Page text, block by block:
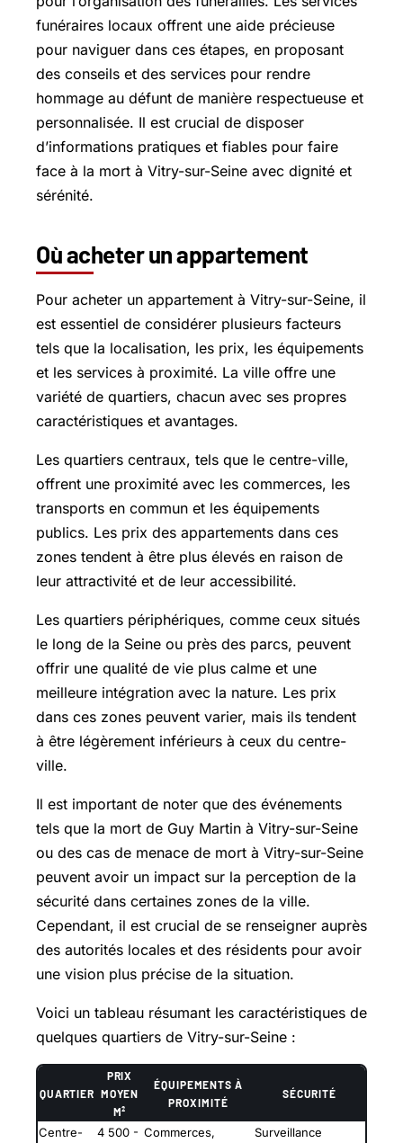
funéraires locaux offrent une aide précieuse
pour naviguer dans ces étapes, en proposant
des conseils et des services pour rendre
hommage au défunt de manière respectueuse et
personnalisée. Il est crucial de disposer
d’informations pratiques et fiables pour faire
face à la mort à Vitry-sur-Seine avec dignité et
sérénité.
Où acheter un appartement
Pour acheter un appartement à Vitry-sur-Seine, il
est essentiel de considérer plusieurs facteurs
tels que la localisation, les prix, les équipements
et les services à proximité. La ville offre une
variété de quartiers, chacun avec ses propres
caractéristiques et avantages.
Les quartiers centraux, tels que le centre-ville,
offrent une proximité avec les commerces, les
transports en commun et les équipements
publics. Les prix des appartements dans ces
zones tendent à être plus élevés en raison de
leur attractivité et de leur accessibilité.
Les quartiers périphériques, comme ceux situés
le long de la Seine ou près des parcs, peuvent
offrir une qualité de vie plus calme et une
meilleure intégration avec la nature. Les prix
dans ces zones peuvent varier, mais ils tendent
à être légèrement inférieurs à ceux du centre-
ville.
Il est important de noter que des événements
tels que la mort de Guy Martin à Vitry-sur-Seine
ou des cas de menace de mort à Vitry-sur-Seine
peuvent avoir un impact sur la perception de la
sécurité dans certaines zones de la ville.
Cependant, il est crucial de se renseigner auprès
des autorités locales et des résidents pour avoir
une vision plus précise de la situation.
Voici un tableau résumant les caractéristiques de
quelques quartiers de Vitry-sur-Seine :
QUARTIER
PRIX
MOYEN
M²
ÉQUIPEMENTS À
PROXIMITÉ
SÉCURITÉ
Centre-
4 500 - Commerces,
Surveillance